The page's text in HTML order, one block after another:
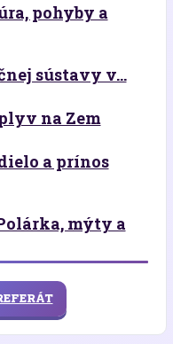
pohyby a
sústavy v...
na Zem
a prínos
mýty a